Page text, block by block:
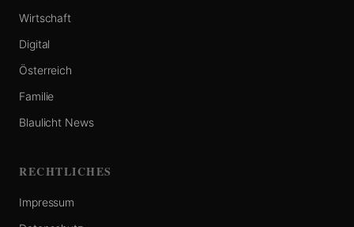
Wirtschaft
Digital
Österreich
Familie
Blaulicht News
RECHTLICHES
Impressum